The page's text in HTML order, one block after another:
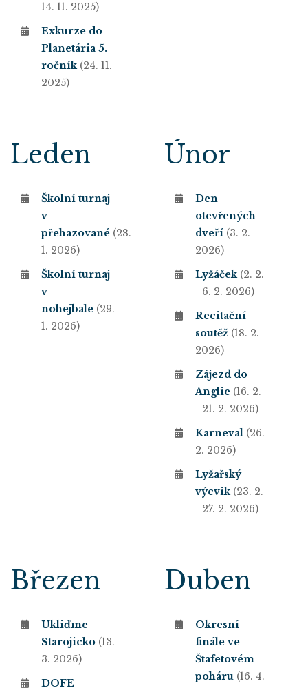
14. 11. 2025)
Exkurze do
Planetária 5.
ročník(24. 11.
2025)
Leden
Školní turnaj
v
přehazované (28.
1. 2026)
Školní turnaj
v
nohejbale (29.
1. 2026)
Únor
Den
otevřených
dveří (3. 2.
2026)
Lyžáček(2. 2.
- 6. 2. 2026)
Recitační
soutěž (18. 2.
2026)
Zájezd do
Anglie (16. 2.
- 21. 2. 2026)
Karneval (26.
2. 2026)
Lyžařský
výcvik(23. 2.
- 27. 2. 2026)
Březen
Ukliďme
Starojicko (13.
3. 2026)
DOFE
Duben
Okresní
finále ve
Štafetovém
poháru (16. 4.